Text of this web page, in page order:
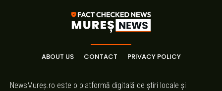
ABOUT US CONTACT PRIVACY POLICY
NewsMureș.ro este o platformă digitală de știri locale și